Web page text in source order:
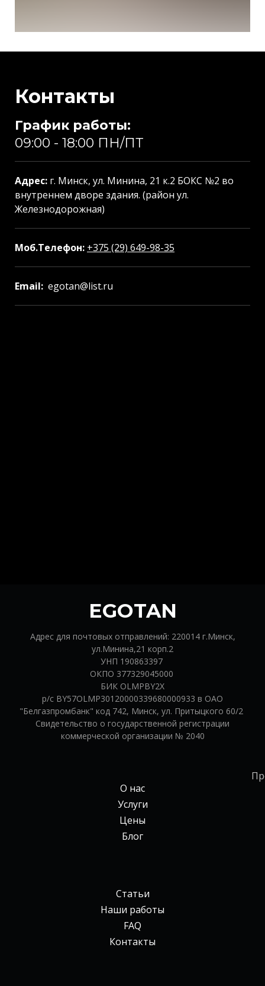
Контакты
График работы:
09:00 - 18:00 ПН/ПТ
Адрес: г. Минск, ул. Минина, 21 к.2 БОКС №2 во
внутреннем дворе здания. (район ул.
Железнодорожная)
Моб.Телефон: +375 (29) 649-98-35
Email: egotan@list.ru
EGOTAN
Адрес для почтовых отправлений: 220014 г.Минск,
ул.Минина,21 корп.2
УНП 190863397
ОКПО 377329045000
БИК OLMPBY2X
р/с BY57OLMP30120000339680000933 в ОАО
"Белгазпромбанк" код 742, Минск, ул. Притыцкого 60/2
Свидетельство о государственной регистрации
коммерческой организации № 2040
О нас
Услуги
Цены
Блог
Статьи
Наши работы
FAQ
Контакты